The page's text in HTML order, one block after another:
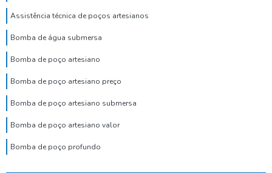
Assistência técnica de poços artesianos
Bomba de água submersa
Bomba de poço artesiano
Bomba de poço artesiano preço
Bomba de poço artesiano submersa
Bomba de poço artesiano valor
Bomba de poço profundo